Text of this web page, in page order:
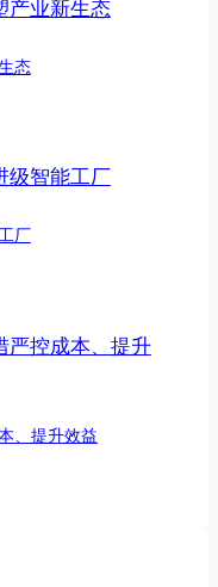
态
厂
、提升效益